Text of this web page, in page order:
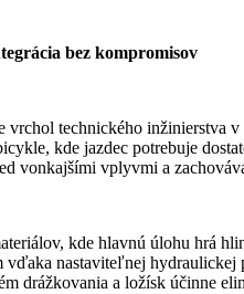
bez kompromisov
technického inžinierstva
kde jazdec potrebuje
vonkajšími vplyvmi a
kde hlavnú úlohu hrá
nastaviteľnej
drážkovania a ložísk účinne